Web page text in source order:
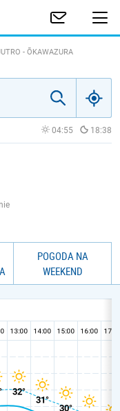
- ŌKAWAZURA
04:55 18:38
POGODA NA
WEEKEND